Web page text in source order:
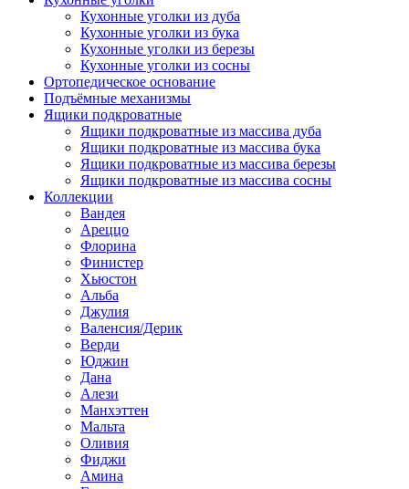
Кухонные уголки из дуба
Кухонные уголки из бука
Кухонные уголки из березы
Кухонные уголки из сосны
Ортопедическое основание
Подъёмные механизмы
Ящики подкроватные
Ящики подкроватные из массива дуба
Ящики подкроватные из массива бука
Ящики подкроватные из массива березы
Ящики подкроватные из массива сосны
Коллекции
Вандея
Ареццо
Флорина
Финистер
Хьюстон
Альба
Джулия
Валенсия/Дерик
Верди
Юджин
Дана
Алези
Манхэттен
Мальта
Оливия
Фиджи
Амина